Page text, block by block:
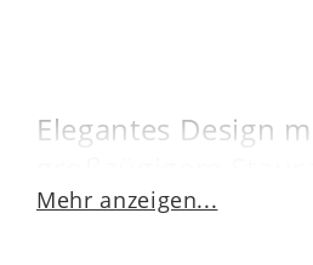
Elegantes Design
Mehr anzeigen...